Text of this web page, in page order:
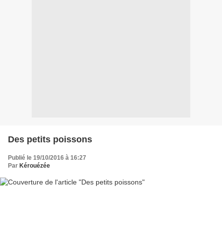
Des petits poissons
Publié le 19/10/2016 à 16:27
Par Kérouézée